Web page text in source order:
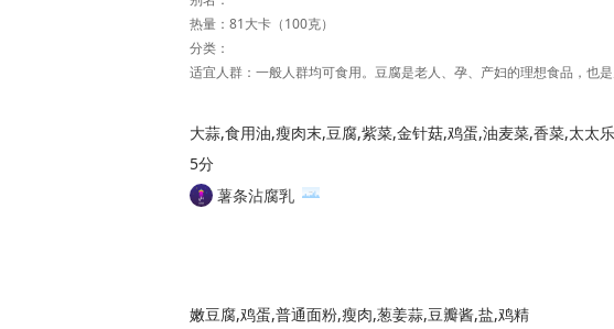
热量：81大卡（100克）
分类：
5分
薯条沾腐乳
嫩豆腐,鸡蛋,普通面粉,瘦肉,葱姜蒜,豆瓣酱,盐,鸡精